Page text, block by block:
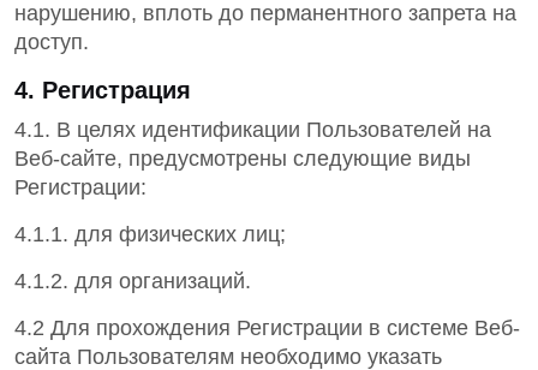
нарушению, вплоть до перманентного запрета на
доступ.
4. Регистрация
4.1. В целях идентификации Пользователей на
Веб-сайте, предусмотрены следующие виды
Регистрации:
4.1.1. для физических лиц;
4.1.2. для организаций.
4.2 Для прохождения Регистрации в системе Веб-
сайта Пользователям необходимо указать